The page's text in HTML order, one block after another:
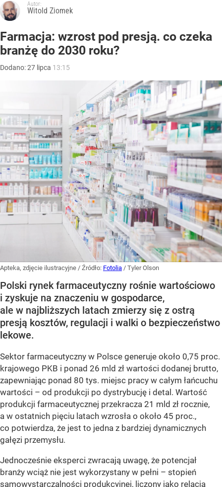
Autor:
Witold Ziomek
Farmacja: wzrost pod presją. co czeka
branżę do 2030 roku?
Dodano:27 lipca 13:15
Apteka, zdjęcie ilustracyjne / Źródło: Fotolia / Tyler Olson
Polski rynek farmaceutyczny rośnie wartościowo
i zyskuje na znaczeniu w gospodarce,
ale w najbliższych latach zmierzy się z ostrą
presją kosztów, regulacji i walki o bezpieczeństwo
lekowe.
Sektor farmaceutyczny w Polsce generuje około 0,75 proc.
krajowego PKB i ponad 26 mld zł wartości dodanej brutto,
zapewniając ponad 80 tys. miejsc pracy w całym łańcuchu
wartości – od produkcji po dystrybucję i detal. Wartość
produkcji farmaceutycznej przekracza 21 mld zł rocznie,
a w ostatnich pięciu latach wzrosła o około 45 proc.,
co potwierdza, że jest to jedna z bardziej dynamicznych
gałęzi przemysłu.
Jednocześnie eksperci zwracają uwagę, że potencjał
branży wciąż nie jest wykorzystany w pełni – stopień
samowystarczalności produkcyjnej, liczony jako relacja